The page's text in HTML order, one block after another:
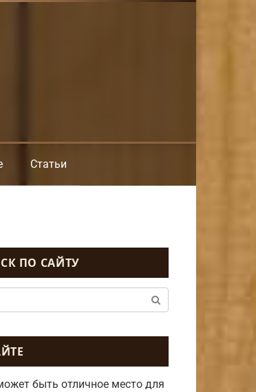
Статьи
ПО САЙТУ
быть отличное место для